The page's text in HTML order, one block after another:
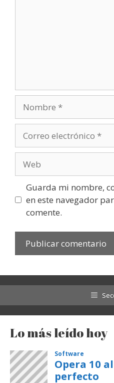
electrónico
Guarda mi nombre,
en este navegador
comente.
Lo más leído hoy